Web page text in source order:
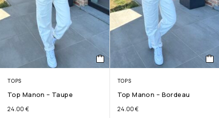
TOPS
Top Manon – Taupe
24.00 €
TOPS
Top Manon – Bordeau
24.00€